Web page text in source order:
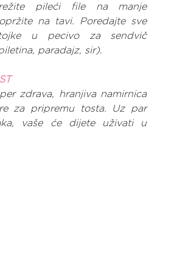
pileći file na manje
na tavi. Poredajte sve
u pecivo za sendvič
paradajz, sir).
zdrava, hranjiva namirnica
za pripremu tosta. Uz par
vaše će dijete uživati u